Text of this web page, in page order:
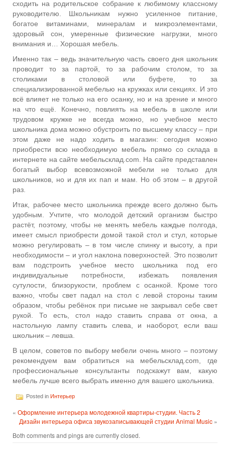
сходить на родительское собрание к любимому классному
руководителю. Школьникам нужно усиленное питание,
богатое витаминами, минералам и микроэлементами,
здоровый сон, умеренные физические нагрузки, много
внимания и… Хорошая мебель.
Именно так – ведь значительную часть своего дня школьник
проводит то за партой, то за рабочим столом, то за
столиками в столовой или буфете, то за
специализированной мебелью на кружках или секциях. И это
всё влияет не только на его осанку, но и на зрение и много
на что ещё. Конечно, повлиять на мебель в школе или
трудовом кружке не всегда можно, но учебное место
школьника дома можно обустроить по высшему классу – при
этом даже не надо ходить в магазин: сегодня можно
приобрести всю необходимую мебель прямо со склада в
интернете на сайте мебельсклад.com. На сайте представлен
богатый выбор всевозможной мебели не только для
школьников, но и для их пап и мам. Но об этом – в другой
раз.
Итак, рабочее место школьника прежде всего должно быть
удобным. Учтите, что молодой детский организм быстро
растёт, поэтому, чтобы не менять мебель каждые полгода,
имеет смысл приобрести домой такой стол и стул, которые
можно регулировать – в том числе спинку и высоту, а при
необходимости – и угол наклона поверхностей. Это позволит
вам подстроить учебное место школьника под его
индивидуальные потребности, избежать появления
сутулости, близорукости, проблем с осанкой. Кроме того
важно, чтобы свет падал на стол с левой стороны таким
образом, чтобы ребёнок при письме не закрывал себе свет
рукой. То есть, стол надо ставить справа от окна, а
настольную лампу ставить слева, и наоборот, если ваш
школьник – левша.
В целом, советов по выбору мебели очень много – поэтому
рекомендуем вам обратиться на мебельсклад.com, где
профессиональные консультанты подскажут вам, какую
мебель лучше всего выбрать именно для вашего школьника.
Posted in Интерьер
« Оформление интерьера молодежной квартиры-студии. Часть 2
Дизайн интерьера офиса звукозаписывающей студии Animal Music »
Both comments and pings are currently closed.